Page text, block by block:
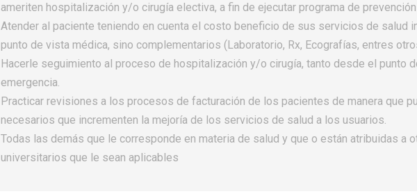
ameriten hospitalización y/o cirugía electiva, a fin de ejecutar programa de
Atender al paciente teniendo en cuenta el costo beneficio de sus servicios de salud
punto de vista médica, sino complementarios (Laboratorio, Rx, Ecografías, entres
Hacerle seguimiento al proceso de hospitalización y/o cirugía, tanto desde el punto
emergencia.
Practicar revisiones a los procesos de facturación de los pacientes de manera que
necesarios que incrementen la mejoría de los servicios de salud a los usuarios.
Todas las demás que le corresponde en materia de salud y que o están atribuidas a
universitarios que le sean aplicables